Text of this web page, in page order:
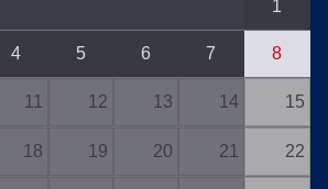
1
4 5 6 7 8
11 12 13 14 15
18 19 20 21 22